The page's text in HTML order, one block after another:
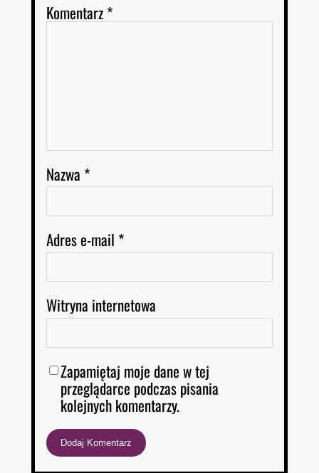
Komentarz*
Nazwa *
Adres e-mail *
Witryna internetowa
Zapamiętaj moje dane w tej
przeglądarce podczas pisania
kolejnych komentarzy.